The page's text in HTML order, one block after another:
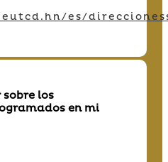
es/
sobre los
en mi